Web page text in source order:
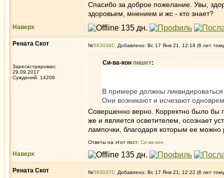
Спасибо за доброе пожелание. Увы,
здоровьем, мнением и жс - кто знает?
Наверх
Рената Скот
Зарегистрирован:
29.09.2017
Суждений: 14208
№563036 Добавлено: Вс 17 Янв 21, 12:18 (6 лет
Си-ва-кон пишет:
В примере должны
Они возникают и исчезают
Совершенно верно. Корректно было бы
же и является осветителем, осознает
лампочки, благодаря которым ее можно
Ответы на этот пост: Си-ва-кон
Наверх
Рената Скот №563037 Добавлено: Вс 17 Янв 21, 12:22 (6 лет